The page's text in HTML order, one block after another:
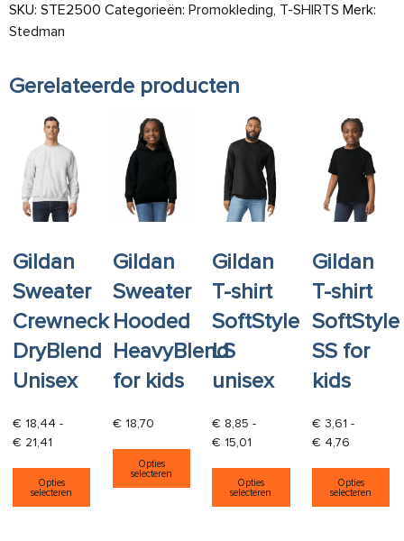
SKU: STE2500 Categorieën: Promokleding, T-SHIRTS Merk:
Stedman
Gerelateerde producten
Gildan
Sweater
Crewneck
DryBlend
Unisex
€ 18,44 -
€ 21,41 Prijsklasse: € 18,44 tot € 21,41
Opties
selecteren
Dit product heeft meerdere variaties. Deze optie
Gildan
Sweater
Hooded
HeavyBlend
for kids
€ 18,70
Opties
selecteren
Dit product heeft meerdere
Gildan
T-shirt
SoftStyle
LS
unisex
€ 8,85 -
€ 15,01 Prijsklasse: € 8,85 tot €
Opties
selecteren
Dit product heeft
Gildan
T-shirt
SoftStyle
SS for
kids
€ 3,61 -
€ 4,76
Opties
selecteren